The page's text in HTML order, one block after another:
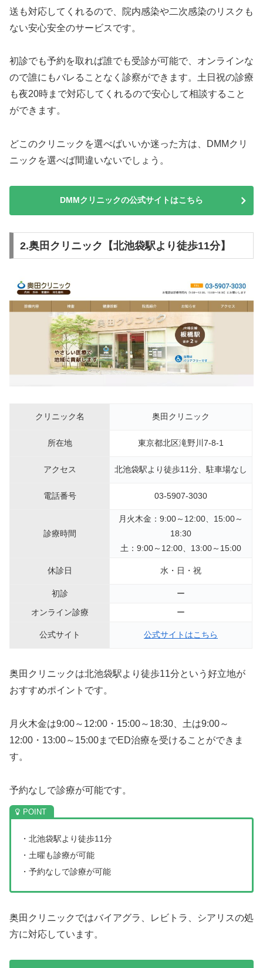
送も対応してくれるので、院内感染や二次感染のリスクも
ない安心安全のサービスです。
初診でも予約を取れば誰でも受診が可能で、オンラインな
ので誰にもバレることなく診察ができます。土日祝の診療
も夜20時まで対応してくれるので安心して相談すること
ができます。
どこのクリニックを選べばいいか迷った方は、DMMクリ
ニックを選べば間違いないでしょう。
DMMクリニックの公式サイトはこちら
2.奥田クリニック【北池袋駅より徒歩11分】
クリニック名 奥田クリニック
所在地 東京都北区滝野川7-8-1
アクセス 北池袋駅より徒歩11分、駐車場なし
電話番号 03-5907-3030
診療時間
月火木金：9:00～12:00、15:00～
18:30
土：9:00～12:00、13:00～15:00
休診日 水・日・祝
初診
ー
オンライン診療
ー
公式サイト 公式サイトはこちら
奥田クリニックは北池袋駅より徒歩11分という好立地が
おすすめポイントです。
月火木金は9:00～12:00・15:00～18:30、土は9:00～
12:00・13:00～15:00までED治療を受けることができま
す。
予約なしで診療が可能です。
・北池袋駅より徒歩11分
・土曜も診療が可能
・予約なしで診療が可能
奥田クリニックではバイアグラ、レビトラ、シアリスの処
方に対応しています。